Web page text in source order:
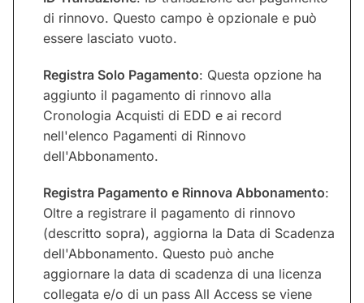
di rinnovo. Questo campo è opzionale e può
essere lasciato vuoto.
Registra Solo Pagamento: Questa opzione ha
aggiunto il pagamento di rinnovo alla
Cronologia Acquisti di EDD e ai record
nell'elenco Pagamenti di Rinnovo
dell'Abbonamento.
Registra Pagamento e Rinnova Abbonamento:
Oltre a registrare il pagamento di rinnovo
(descritto sopra), aggiorna la Data di Scadenza
dell'Abbonamento. Questo può anche
aggiornare la data di scadenza di una licenza
collegata e/o di un pass All Access se viene